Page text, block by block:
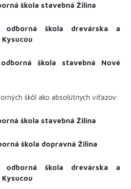
škola stavebná Žilina
odborná škola drevárska a
Kysucou
škola stavebná Nové
škôl ako absolútnych víťazov:
škola stavebná Žilina
škola dopravná Žilina
odborná škola drevárska a